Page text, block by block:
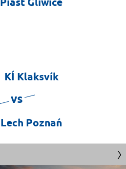
KÍ Klaksvík
vs
Lech Poznań